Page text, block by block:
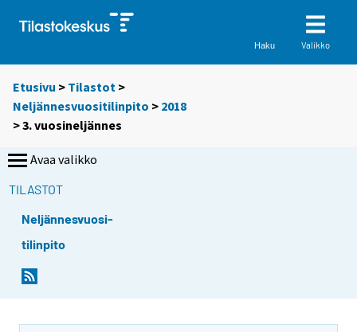
Haku Valikko
Etusivu > Tilastot >
Neljännesvuositilinpito > 2018
>3. vuosineljännes
Avaa valikko
TILASTOT
Neljännesvuosi-
tilinpito